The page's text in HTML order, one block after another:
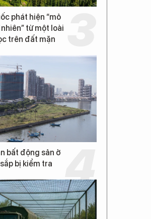
phát hiện “mỏ
từ một loài
trên đất mặn
bất động sản ở
bị kiểm tra